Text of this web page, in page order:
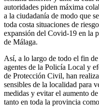
autoridades piden máxima
a la ciudadanía de modo que
toda costa situaciones de
expansión del Covid-19 en la
de Málaga.
Así, a lo largo de todo el fin de
agentes de la Policía Local y
de Protección Civil, han
sensibles de la localidad para
medidas y evitar el aumento
tanto en toda la provincia